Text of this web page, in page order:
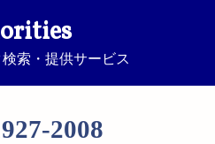
索・提供サービス
2008